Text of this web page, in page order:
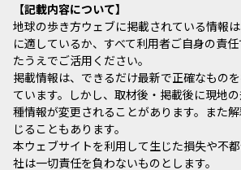
記載内容について
地球の歩き方ウェブに掲載されている情報
に適しているか、すべて利用者ご自身の責
たうえでご活用ください。
掲載情報は、できるだけ最新で正確なもの
ています。しかし、取材後・掲載後に現地
種情報が変更されることがあります。また
じることもあります。
本ウェブサイトを利用して生じた損失や不
社は一切責任を負わないものとします。